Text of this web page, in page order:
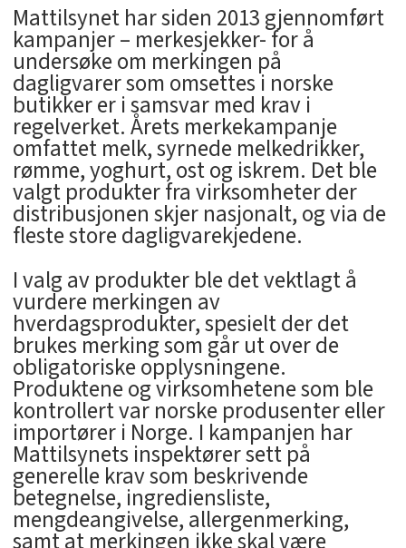
Mattilsynet har siden 2013 gjennomført
kampanjer – merkesjekker- for å
undersøke om merkingen på
dagligvarer som omsettes i norske
butikker er i samsvar med krav i
regelverket. Årets merkekampanje
omfattet melk, syrnede melkedrikker,
rømme, yoghurt, ost og iskrem. Det ble
valgt produkter fra virksomheter der
distribusjonen skjer nasjonalt, og via de
fleste store dagligvarekjedene.
I valg av produkter ble det vektlagt å
vurdere merkingen av
hverdagsprodukter, spesielt der det
brukes merking som går ut over de
obligatoriske opplysningene.
Produktene og virksomhetene som ble
kontrollert var norske produsenter eller
importører i Norge. I kampanjen har
Mattilsynets inspektører sett på
generelle krav som beskrivende
betegnelse, ingrediensliste,
mengdeangivelse, allergenmerking,